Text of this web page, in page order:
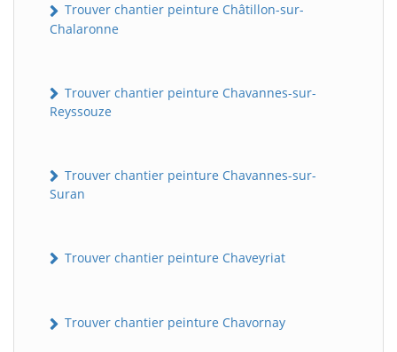
Trouver chantier peinture Châtillon-sur-
Chalaronne
Trouver chantier peinture Chavannes-sur-
Reyssouze
Trouver chantier peinture Chavannes-sur-
Suran
Trouver chantier peinture Chaveyriat
Trouver chantier peinture Chavornay